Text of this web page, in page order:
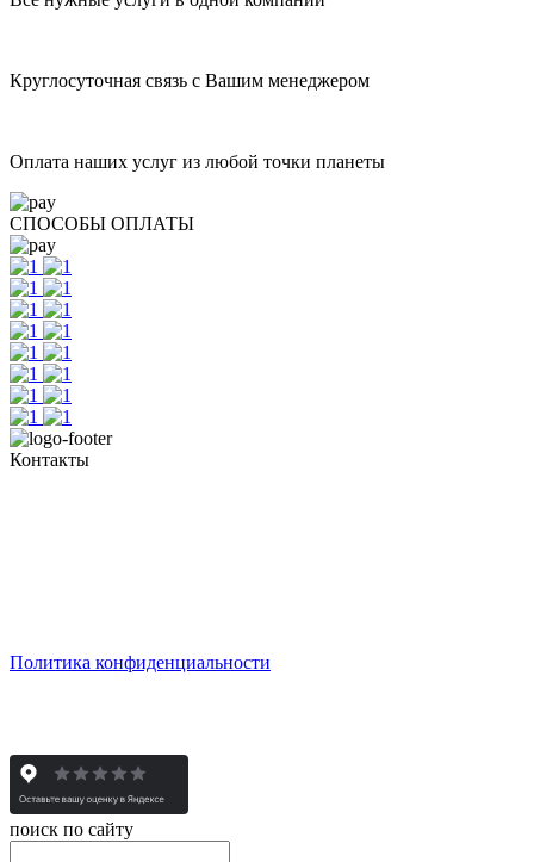
Круглосуточная связь с Вашим менеджером
Оплата наших услуг из любой точки планеты
СПОСОБЫ ОПЛАТЫ
Контакты
Политика конфиденциальности
поиск по сайту